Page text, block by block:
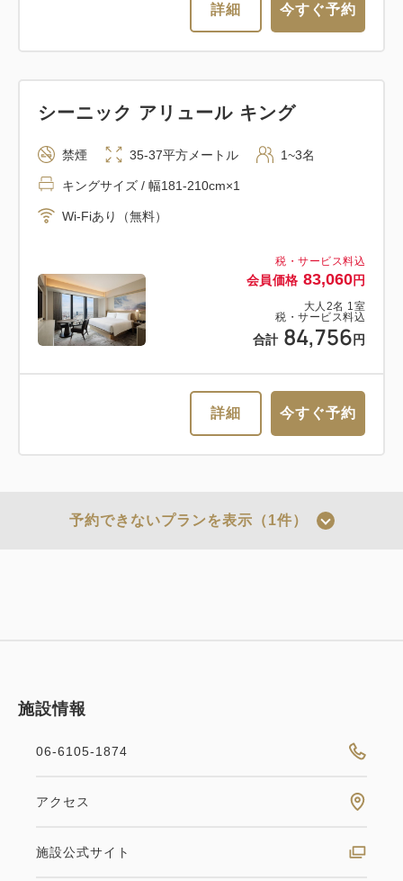
詳細 今すぐ予約
税・サービス料込
会員価格 83,060円
大人 2名 1 室
税・サービス料込
合計 84,756 円
シーニック アリュール キング
禁煙 35-37平方メートル 1~3名
キングサイズ / 幅181-210cm×1
Wi-Fiあり（無料）
詳細 今すぐ予約
ポイント利用可
【ユニバーサル・スタジオ・ジャ
予約できないプランを表示（1件）
施設情報
06-6105-1874
アクセス
施設公式サイト